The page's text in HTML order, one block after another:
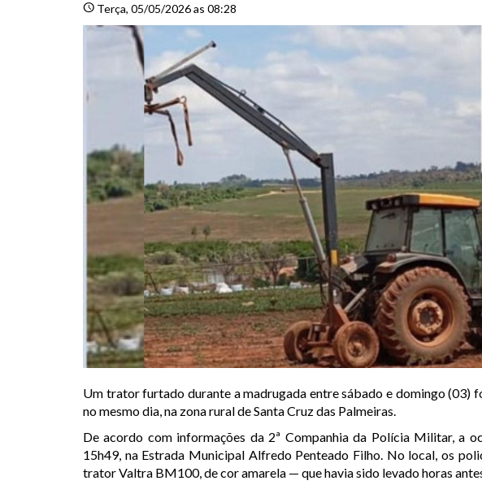
schedule Terça, 05/05/2026 as 08:28
Um trator furtado durante a madrugada entre sábado e domingo (03)
no mesmo dia, na zona rural deSanta Cruz das Palmeiras.
De acordo com informações da 2ª Companhia da Polícia Militar, a
15h49, na Estrada Municipal Alfredo Penteado Filho. No local, os
trator Valtra BM100, de cor amarela — que havia sido levado horas